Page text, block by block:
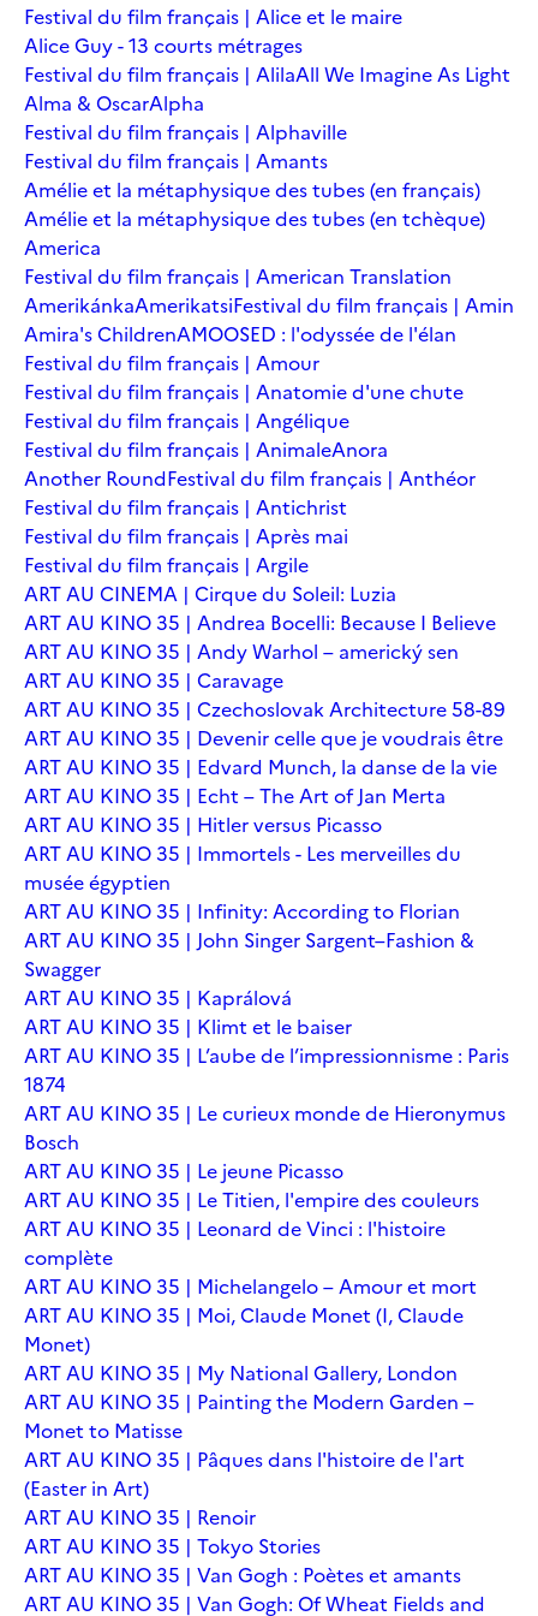
Festival du film français | Alice et le maire
Alice Guy - 13 courts métrages
Festival du film français | AlilaAll We Imagine As Light
Alma & OscarAlpha
Festival du film français | Alphaville
Festival du film français | Amants
Amélie et la métaphysique des tubes (en français)
Amélie et la métaphysique des tubes (en tchèque)
America
Festival du film français | American Translation
AmerikánkaAmerikatsiFestival du film français | Amin
Amira's ChildrenAMOOSED : l'odyssée de l'élan
Festival du film français | Amour
Festival du film français | Anatomie d'une chute
Festival du film français | Angélique
Festival du film français | AnimaleAnora
Another RoundFestival du film français | Anthéor
Festival du film français | Antichrist
Festival du film français | Après mai
Festival du film français | Argile
ART AU CINEMA | Cirque du Soleil: Luzia
ART AU KINO 35 | Andrea Bocelli: Because I Believe
ART AU KINO 35 | Andy Warhol – americký sen
ART AU KINO 35 | Caravage
ART AU KINO 35 | Czechoslovak Architecture 58-89
ART AU KINO 35 | Devenir celle que je voudrais être
ART AU KINO 35 | Edvard Munch, la danse de la vie
ART AU KINO 35 | Echt – The Art of Jan Merta
ART AU KINO 35 | Hitler versus Picasso
ART AU KINO 35 | Immortels - Les merveilles du
musée égyptien
ART AU KINO 35 | Infinity: According to Florian
ART AU KINO 35 | John Singer Sargent–Fashion &
Swagger
ART AU KINO 35 | Kaprálová
ART AU KINO 35 | Klimt et le baiser
ART AU KINO 35 | L’aube de l’impressionnisme : Paris
1874
ART AU KINO 35 | Le curieux monde de Hieronymus
Bosch
ART AU KINO 35 | Le jeune Picasso
ART AU KINO 35 | Le Titien, l'empire des couleurs
ART AU KINO 35 | Leonard de Vinci : l'histoire
complète
ART AU KINO 35 | Michelangelo – Amour et mort
ART AU KINO 35 | Moi, Claude Monet (I, Claude
Monet)
ART AU KINO 35 | My National Gallery, London
ART AU KINO 35 | Painting the Modern Garden –
Monet to Matisse
ART AU KINO 35 | Pâques dans l'histoire de l'art
(Easter in Art)
ART AU KINO 35 | Renoir
ART AU KINO 35 | Tokyo Stories
ART AU KINO 35 | Van Gogh : Poètes et amants
ART AU KINO 35 | Van Gogh: Of Wheat Fields and